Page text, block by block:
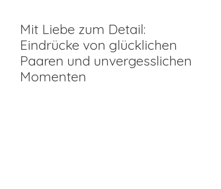
Mit Liebe zum Detail:
Eindrücke von glücklichen
Paaren und unvergesslichen
Momenten